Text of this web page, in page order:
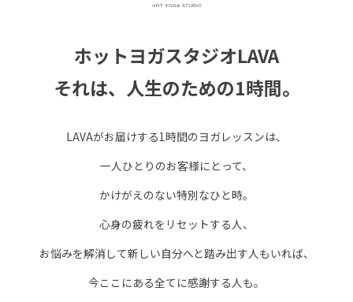
ホットヨガスタジオLAVA
それは、人生のための1時間。
LAVAがお届けする1時間のヨガレッスンは、
一人ひとりのお客様にとって、
かけがえのない特別なひと時。
心身の疲れをリセットする人、
お悩みを解消して新しい自分へと踏み出す人もいれば、
今ここにある全てに感謝する人も。